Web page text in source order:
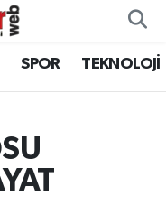
SPOR TEKNOLOJİ